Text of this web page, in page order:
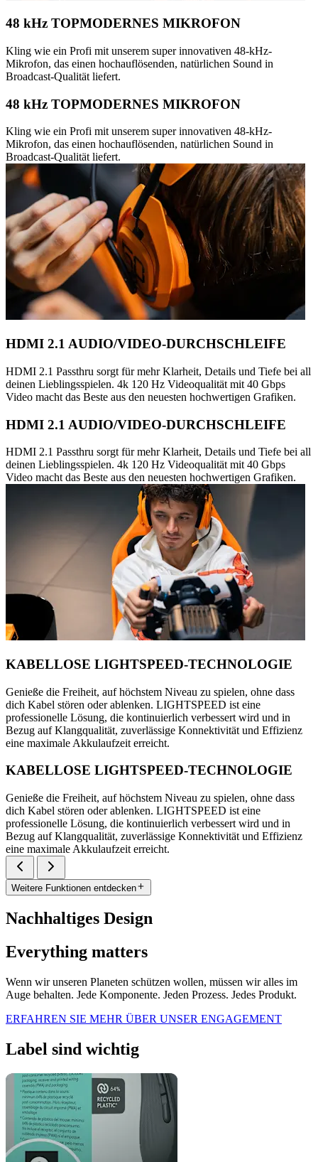
48 kHz TOPMODERNES MIKROFON
Kling wie ein Profi mit unserem super innovativen 48-kHz-
Mikrofon, das einen hochauflösenden, natürlichen Sound in
Broadcast-Qualität liefert.
48 kHz TOPMODERNES MIKROFON
Kling wie ein Profi mit unserem super innovativen 48-kHz-
Mikrofon, das einen hochauflösenden, natürlichen Sound in
Broadcast-Qualität liefert.
HDMI 2.1 AUDIO/VIDEO-DURCHSCHLEIFE
HDMI 2.1 Passthru sorgt für mehr Klarheit, Details und Tiefe bei all
deinen Lieblingsspielen. 4k 120 Hz Videoqualität mit 40 Gbps
Video macht das Beste aus den neuesten hochwertigen Grafiken.
HDMI 2.1 AUDIO/VIDEO-DURCHSCHLEIFE
HDMI 2.1 Passthru sorgt für mehr Klarheit, Details und Tiefe bei all
deinen Lieblingsspielen. 4k 120 Hz Videoqualität mit 40 Gbps
Video macht das Beste aus den neuesten hochwertigen Grafiken.
KABELLOSE LIGHTSPEED-TECHNOLOGIE
Genieße die Freiheit, auf höchstem Niveau zu spielen, ohne dass
dich Kabel stören oder ablenken. LIGHTSPEED ist eine
professionelle Lösung, die kontinuierlich verbessert wird und in
Bezug auf Klangqualität, zuverlässige Konnektivität und Effizienz
eine maximale Akkulaufzeit erreicht.
KABELLOSE LIGHTSPEED-TECHNOLOGIE
Genieße die Freiheit, auf höchstem Niveau zu spielen, ohne dass
dich Kabel stören oder ablenken. LIGHTSPEED ist eine
professionelle Lösung, die kontinuierlich verbessert wird und in
Bezug auf Klangqualität, zuverlässige Konnektivität und Effizienz
eine maximale Akkulaufzeit erreicht.
Weitere Funktionen entdecken
Nachhaltiges Design
Everything matters
Wenn wir unseren Planeten schützen wollen, müssen wir alles im
Auge behalten. Jede Komponente. Jeden Prozess. Jedes Produkt.
ERFAHREN SIE MEHR ÜBER UNSER ENGAGEMENT
Label sind wichtig